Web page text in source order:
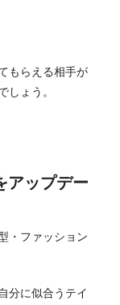
もらえる相手が
しょう。
アップデー
・ファッション
分に似合うテイ